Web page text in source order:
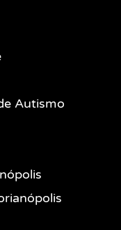
Autismo